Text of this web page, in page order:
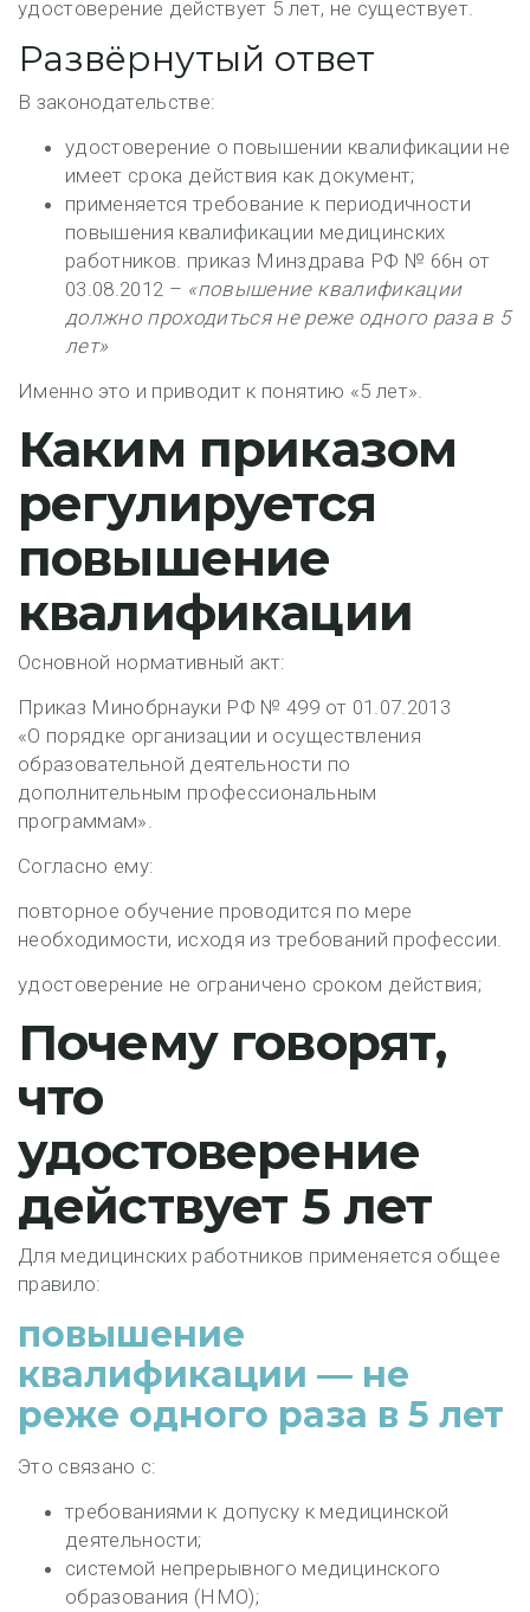
удостоверение действует 5 лет, не существует.
Развёрнутый ответ
В законодательстве:
удостоверение о повышении квалификации не
имеет срока действия как документ;
применяется требование к периодичности
повышения квалификации медицинских
работников. приказ Минздрава РФ № 66н от
03.08.2012 – «повышение квалификации
должно проходиться не реже одного раза в 5
лет»
Именно это и приводит к понятию «5 лет».
Каким приказом
регулируется
повышение
квалификации
Основной нормативный акт:
Приказ Минобрнауки РФ № 499 от 01.07.2013
«О порядке организации и осуществления
образовательной деятельности по
дополнительным профессиональным
программам».
Согласно ему:
повторное обучение проводится по мере
необходимости, исходя из требований профессии.
удостоверение не ограничено сроком действия;
Почему говорят,
что
удостоверение
действует 5 лет
Для медицинских работников применяется общее
правило:
повышение
квалификации — не
реже одного раза в 5 лет
Это связано с:
требованиями к допуску к медицинской
деятельности;
системой непрерывного медицинского
образования (НМО);